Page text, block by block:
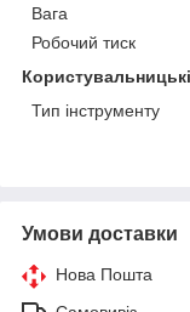
Вага
Робочий тиск
Тип інструменту
Умови доставки
Нова Пошта